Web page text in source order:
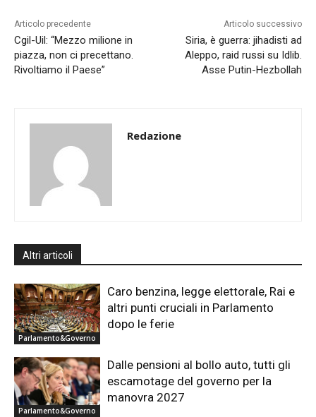
Articolo precedente
Cgil-Uil: “Mezzo milione in
piazza, non ci precettano.
Rivoltiamo il Paese”
Articolo successivo
Siria, è guerra: jihadisti ad
Aleppo, raid russi su Idlib.
Asse Putin-Hezbollah
Redazione
Altri articoli
Parlamento&Governo
Caro benzina, legge elettorale, Rai e
altri punti cruciali in Parlamento
dopo le ferie
Parlamento&Governo
Dalle pensioni al bollo auto, tutti gli
escamotage del governo per la
manovra 2027